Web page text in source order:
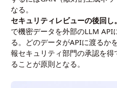
なる。
セキュリティレビューの後回し。
で機密データを外部のLLM API
る。どのデータがAPIに渡るか
報セキュリティ部門の承認を
ることが原則となる。